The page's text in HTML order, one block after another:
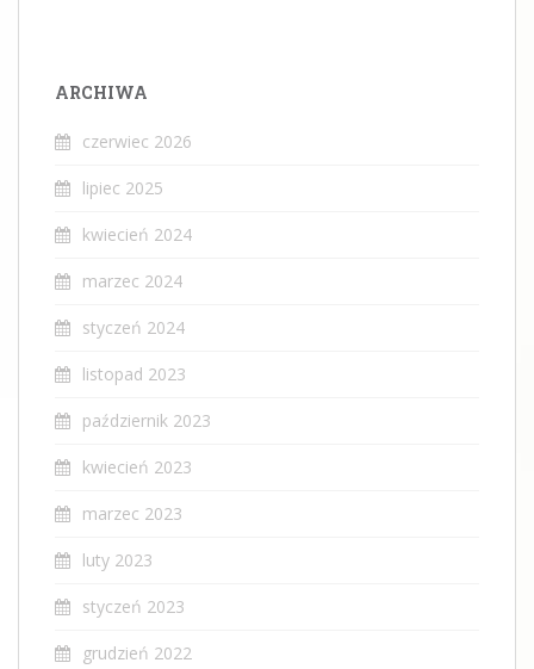
ARCHIWA
czerwiec 2026
lipiec 2025
kwiecień 2024
marzec 2024
styczeń 2024
listopad 2023
październik 2023
kwiecień 2023
marzec 2023
luty 2023
styczeń 2023
grudzień 2022